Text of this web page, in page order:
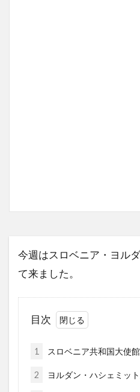
今週はスロベニア・ヨル
て来ました。
目次
1 スロベニア共和国大使館
2 ヨルダン・ハシェミッ